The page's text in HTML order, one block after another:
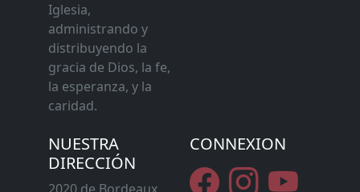
Iglesia,
administrando y
distribuyendo la
gracia de Dios, la fe,
la esperanza, y la
caridad.
NUESTRA
DIRECCIÓN
CONNEXION